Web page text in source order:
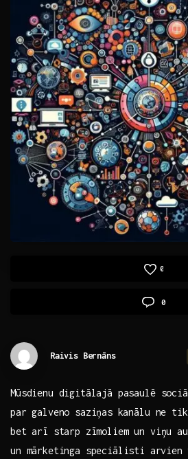
0
0
Raivis Bernāns
Mūsdienu digitālajā ‌pasaulē
par galveno‌ saziņas⁣ kanālu ne‌
bet arī starp zīmoliem ‍un viņu
un mārketinga speciālisti⁣ arvien